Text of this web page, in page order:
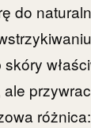
do
ale